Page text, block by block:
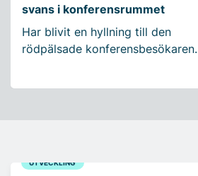
svans i konferensrummet
Har blivit en hyllning till den
rödpälsade konferensbesökaren.
UTVECKLING